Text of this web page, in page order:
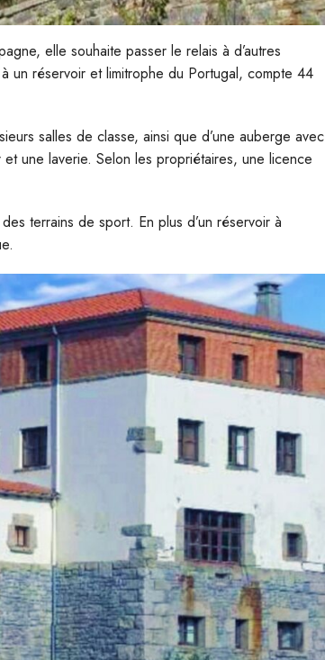
elle souhaite passer le relais à d’autres
un réservoir et limitrophe du Portugal, compte 44
salles de classe, ainsi que d’une auberge avec
une laverie. Selon les propriétaires, une licence
terrains de sport. En plus d’un réservoir à